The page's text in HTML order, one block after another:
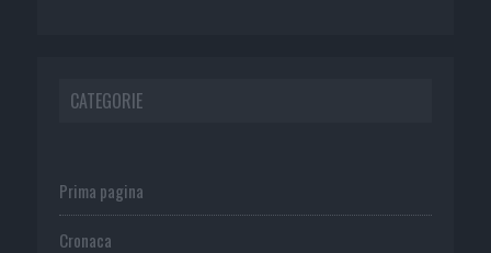
CATEGORIE
Prima pagina
Cronaca